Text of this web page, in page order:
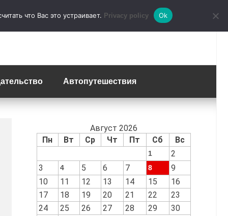
Автопутешествия
Август 2026
Пн
Вт Ср Чт Пт Сб Вс
1
2
3
4 5 6 7 8
9
10
11 12 13 14 15
16
17
18 19 20 21 22
23
24
25 26 27 28 29
30
что Вас это устраивает. Privacy policy Ok